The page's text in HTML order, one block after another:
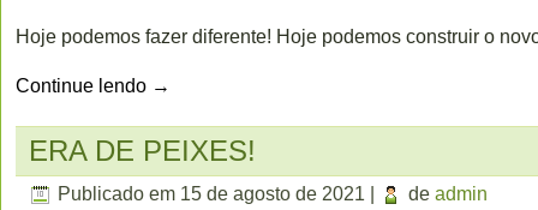
Hoje podemos fazer diferente! Hoje podemos construir o
Continue lendo →
ERA DE PEIXES!
Publicado em 15 de agosto de 2021 de admin